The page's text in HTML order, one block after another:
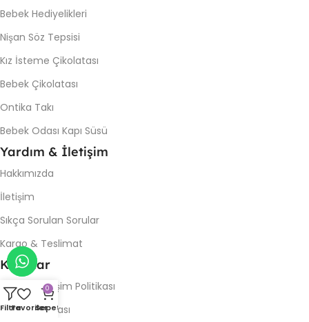
Bebek Hediyelikleri
Nişan Söz Tepsisi
Kız İsteme Çikolatası
Bebek Çikolatası
Ontika Takı
Bebek Odası Kapı Süsü
Yardım & İletişim
Hakkımızda
İletişim
Sıkça Sorulan Sorular
Kargo & Teslimat
Koşullar
İade & Değişim Politikası
Gizlilik Politikası
FiltreFavoriler
0
Sepet